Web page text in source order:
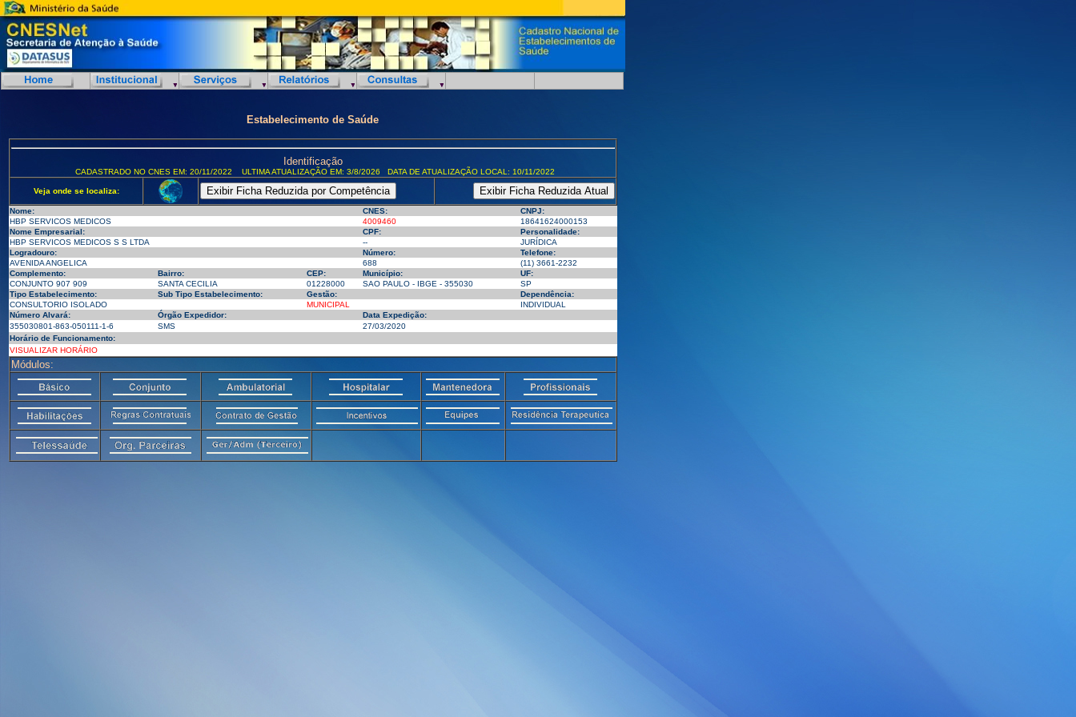
Estabelecimento de Saúde
Identificação
CADASTRADO NO CNES EM: 20/11/2022 ULTIMA ATUALIZAÇÃO EM: 3/8/2026 DATA DE ATUALIZAÇÃO LOCAL: 10/11/2022
Veja onde se localiza:
Nome: CNES:
CNPJ:
HBP SERVICOS MEDICOS
4009460
18641624000153
Nome Empresarial:
CPF:
Personalidade:
HBP SERVICOS MEDICOS S S LTDA
--
JURÍDICA
Logradouro:
Número:
Telefone:
AVENIDA ANGELICA
688
(11) 3661-2232
Complemento:
Bairro: CEP: Município:
UF:
CONJUNTO 907 909
SANTA CECILIA 01228000 SAO PAULO - IBGE - 355030
SP
Tipo Estabelecimento:
Sub Tipo Estabelecimento: Gestão:
Dependência:
CONSULTORIO ISOLADO
MUNICIPAL
INDIVIDUAL
Número Alvará:
Órgão Expedidor:
Data Expedição:
355030801-863-050111-1-6
SMS
27/03/2020
Horário de Funcionamento:
VISUALIZAR HORÁRIO
Módulos: